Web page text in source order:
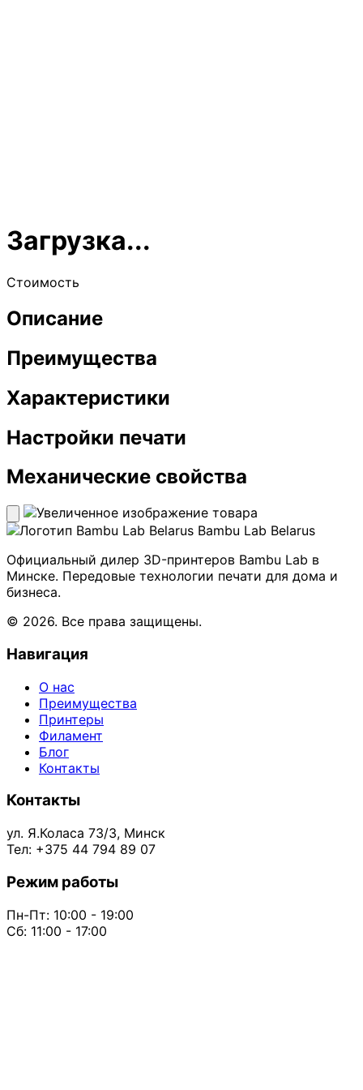
Загрузка...
Стоимость
Описание
Преимущества
Характеристики
Настройки печати
Механические свойства
Bambu Lab Belarus
Официальный дилер 3D-принтеров Bambu Lab в
Минске. Передовые технологии печати для дома и
бизнеса.
© 2026. Все права защищены.
Навигация
О нас
Преимущества
Принтеры
Филамент
Блог
Контакты
Контакты
ул. Я.Коласа 73/3, Минск
Тел: +375 44 794 89 07
Режим работы
Пн-Пт: 10:00 - 19:00
Сб: 11:00 - 17:00